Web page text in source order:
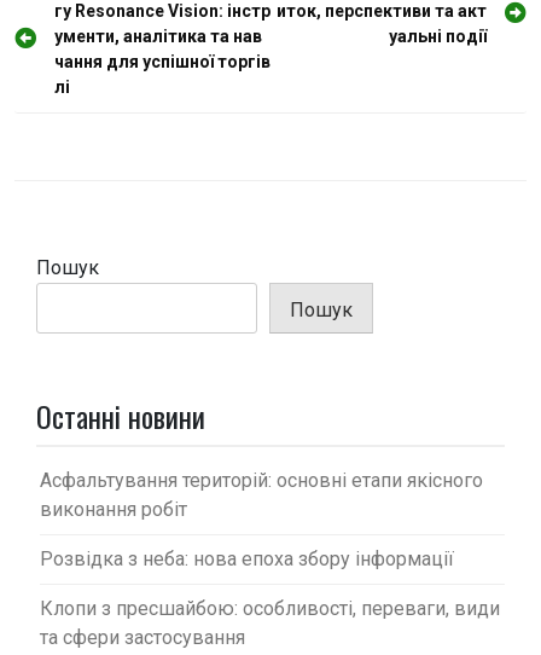
а
в
гу Resonance Vision: інстр
ументи, аналітика та нав
чання для успішної торгів
лі
иток, перспективи та акт
уальні події
Пошук
Пошук
Останні новини
Асфальтування територій: основні етапи якісного
виконання робіт
Розвідка з неба: нова епоха збору інформації
Клопи з пресшайбою: особливості, переваги, види
та сфери застосування